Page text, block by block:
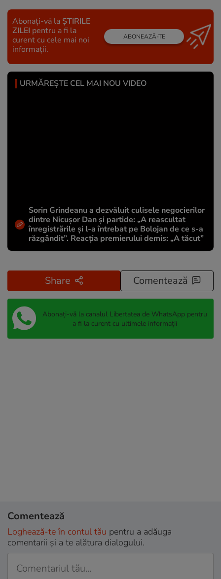
Abonați-vă la ȘTIRILE
ZILEI pentru a fi la
curent cu cele mai noi
informații.
ABONEAZĂ-TE
URMĂREȘTE CEL MAI NOU VIDEO
Sorin Grindeanu a dezvăluit culisele negocierilor
dintre Nicușor Dan și partide: „A reascultat
înregistrările și l-a întrebat pe Bolojan de ce s-a
răzgândit”. Reacția premierului demis: „A tăcut”
Share Comentează
Abonați-vă la canalul Libertatea de WhatsApp pentru
a fi la curent cu ultimele informații
Comentează
Loghează-te în contul tău pentru a adăuga
comentarii și a te alătura dialogului.